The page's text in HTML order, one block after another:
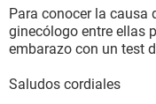
Para conocer la causa
ginecólogo entre ellas
embarazo con un test
Saludos cordiales